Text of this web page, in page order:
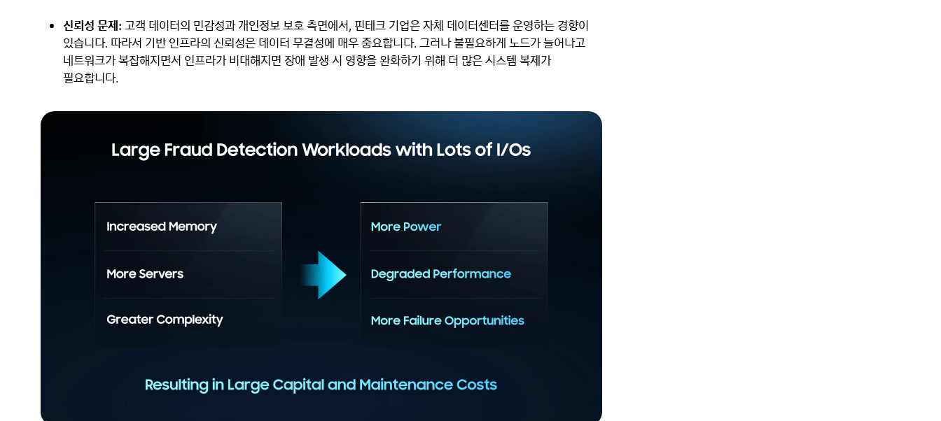
신뢰성 문제: 고객 데이터의 민감성과 개인정보 보호 측면에서, 핀테크 기업은 자체 데이터센터를 운영하는 경향이
있습니다. 따라서 기반 인프라의 신뢰성은 데이터 무결성에 매우 중요합니다. 그러나 불필요하게 노드가 늘어나고
네트워크가 복잡해지면서 인프라가 비대해지면 장애 발생 시 영향을 완화하기 위해 더 많은 시스템 복제가
필요합니다.